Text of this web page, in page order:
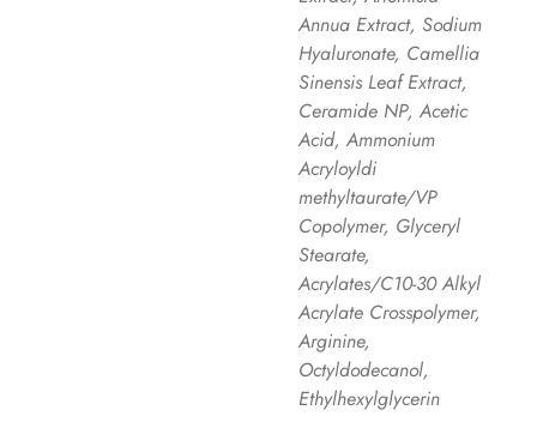
Annua Extract, Sodium
Hyaluronate, Camellia
Sinensis Leaf Extract,
Ceramide NP, Acetic
Acid, Ammonium
Acryloyldi
methyltaurate/VP
Copolymer, Glyceryl
Stearate,
Acrylates/C10-30 Alkyl
Acrylate Crosspolymer,
Arginine,
Octyldodecanol,
Ethylhexylglycerin